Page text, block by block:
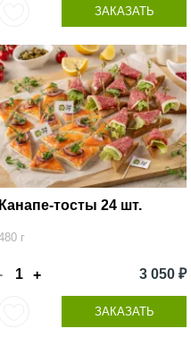
ЗАКАЗАТЬ
Канапе-тосты 24 шт.
г
+ 3 050 ₽
ЗАКАЗАТЬ